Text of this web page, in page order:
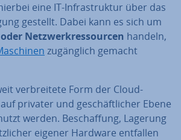
eine IT-In­fra­struk­tur über das
gestellt. Dabei kann es sich um
Netz­werk­res­sour­cen handeln,
zu­gäng­lich gemacht
ver­brei­te­te Form der Cloud-
privater und ge­schäft­li­cher Ebene
werden. Be­schaf­fung, Lagerung
eigener Hardware entfallen